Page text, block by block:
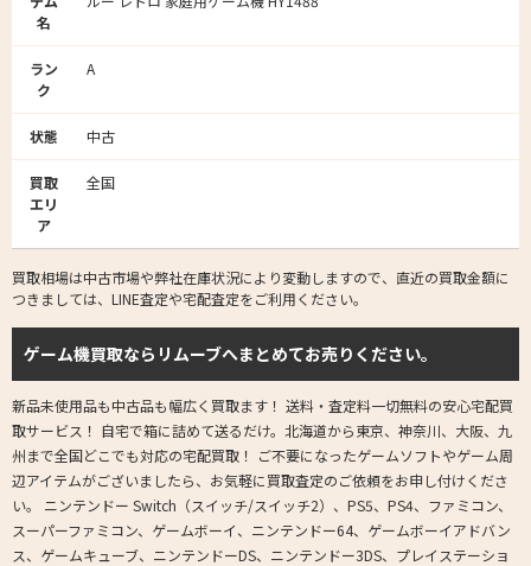
名
ラン
ク
A
状態 中古
買取
エリ
ア
全国
買取相場は中古市場や弊社在庫状況により変動しますので、直近の買取金額に
つきましては、LINE査定や宅配査定をご利用ください。
ゲーム機買取ならリムーブへまとめてお売りください。
新品未使用品も中古品も幅広く買取ます！ 送料・査定料一切無料の安心宅配買
取サービス！ 自宅で箱に詰めて送るだけ。北海道から東京、神奈川、大阪、九
州まで全国どこでも対応の宅配買取！ ご不要になったゲームソフトやゲーム周
辺アイテムがございましたら、お気軽に買取査定のご依頼をお申し付けくださ
い。 ニンテンドー Switch（スイッチ/スイッチ2）、PS5、PS4、ファミコン、
スーパーファミコン、ゲームボーイ、ニンテンドー64、ゲームボーイアドバン
ス、ゲームキューブ、ニンテンドーDS、ニンテンドー3DS、プレイステーショ